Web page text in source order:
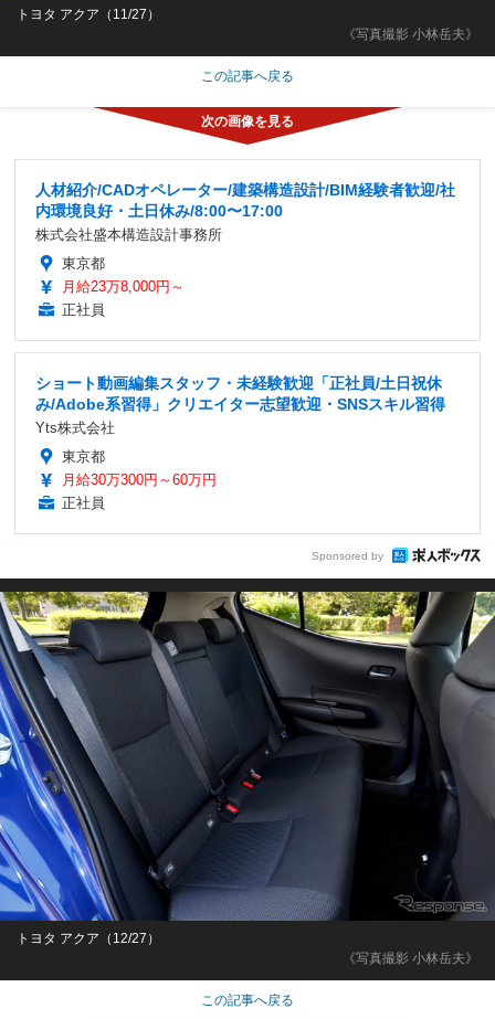
《写真撮影 小林岳夫》
トヨタ アクア（11/27）
この記事へ戻る
人材紹介/CADオペレーター/建築構造設計/BIM経験者歓迎/社
内環境良好・土日休み/8:00〜17:00
株式会社盛本構造設計事務所
東京都
月給23万8,000円～
正社員
ショート動画編集スタッフ・未経験歓迎「正社員/土日祝休
み/Adobe系習得」クリエイター志望歓迎・SNSスキル習得
Yts株式会社
東京都
月給30万300円～60万円
正社員
Sponsored by
《写真撮影 小林岳夫》
トヨタ アクア（12/27）
この記事へ戻る